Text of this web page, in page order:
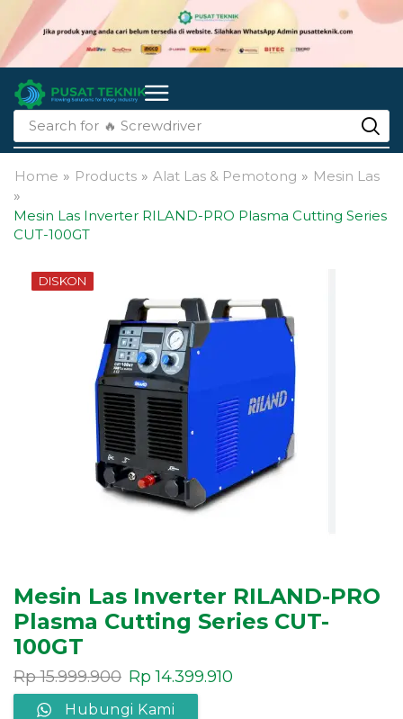
Search for 🔥 li-ion batteries
Home » Products » Alat Las & Pemotong » Mesin Las
»
Mesin Las Inverter RILAND-PRO Plasma Cutting Series
CUT-100GT
DISKON
Mesin Las Inverter RILAND-PRO
Plasma Cutting Series CUT-
100GT
Rp15.999.900 Rp 14.399.910
Hubungi Kami